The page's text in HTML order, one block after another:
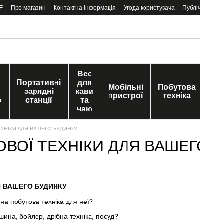
Про магазин Контактна інформація Угода користувача
Портативні
зарядні
станції
Все
для
кави
та
чаю
Мобільні
пристрої
Побутова
техніка
ДЛЯ ВАШЕГО БУДИНКУ
ТЕХНІКИ ДЛЯ
ВАШЕГО БУДИНКУ
побутова техніка для неї?
бойлер, дрібна техніка, посуд?